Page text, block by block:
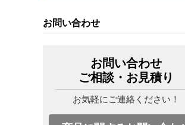
お問い合わせ
お問い合わせ
ご相談・お見積り
お気軽にご連絡ください！